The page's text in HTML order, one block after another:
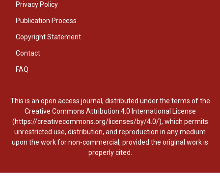
Privacy Policy
Publication Process
Copyright Statement
Contact
FAQ
This is an open access journal, distributed under the terms of the
Creative Commons Attribution 4.0 International License
(https://creativecommons.org/licenses/by/4.0/), which permits
unrestricted use, distribution, and reproduction in any medium
upon the work for non-commercial, provided the original work is
properly cited.